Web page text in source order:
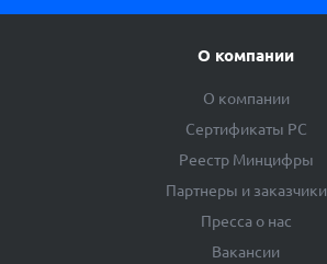
О компании
О компании
Сертификаты РС
Реестр Минцифры
Партнеры и заказчики
Пресса о нас
Вакансии